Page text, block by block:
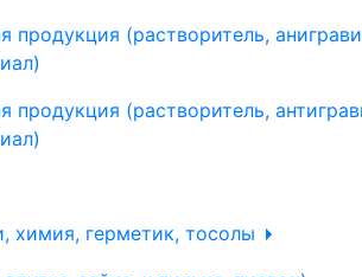
продукция (растворитель,
продукция (растворитель,
химия, герметик, тосолы